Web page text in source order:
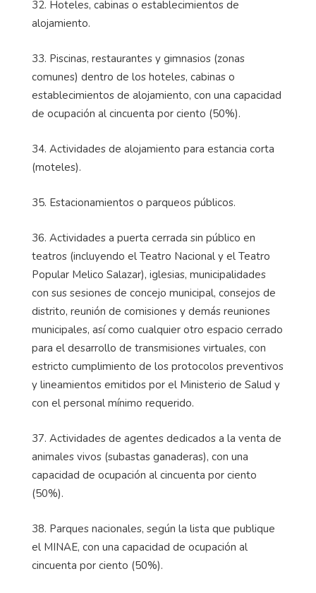
32. Hoteles, cabinas o establecimientos de
alojamiento.
33. Piscinas, restaurantes y gimnasios (zonas
comunes) dentro de los hoteles, cabinas o
establecimientos de alojamiento, con una capacidad
de ocupación al cincuenta por ciento (50%).
34. Actividades de alojamiento para estancia corta
(moteles).
35. Estacionamientos o parqueos públicos.
36. Actividades a puerta cerrada sin público en
teatros (incluyendo el Teatro Nacional y el Teatro
Popular Melico Salazar), iglesias, municipalidades
con sus sesiones de concejo municipal, consejos de
distrito, reunión de comisiones y demás reuniones
municipales, así como cualquier otro espacio cerrado
para el desarrollo de transmisiones virtuales, con
estricto cumplimiento de los protocolos preventivos
y lineamientos emitidos por el Ministerio de Salud y
con el personal mínimo requerido.
37. Actividades de agentes dedicados a la venta de
animales vivos (subastas ganaderas), con una
capacidad de ocupación al cincuenta por ciento
(50%).
38. Parques nacionales, según la lista que publique
el MINAE, con una capacidad de ocupación al
cincuenta por ciento (50%).